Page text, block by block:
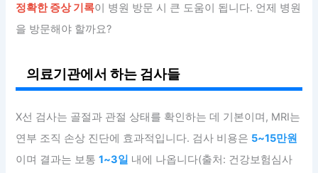
정확한 증상 기록이 병원 방문 시 큰 도움이 됩니다. 언제 병원
을 방문해야 할까요?
의료기관에서 하는 검사들
X선 검사는 골절과 관절 상태를 확인하는 데 기본이며, MRI는
연부 조직 손상 진단에 효과적입니다. 검사 비용은 5~15만원
이며 결과는 보통1~3일 내에 나옵니다(출처: 건강보험심사